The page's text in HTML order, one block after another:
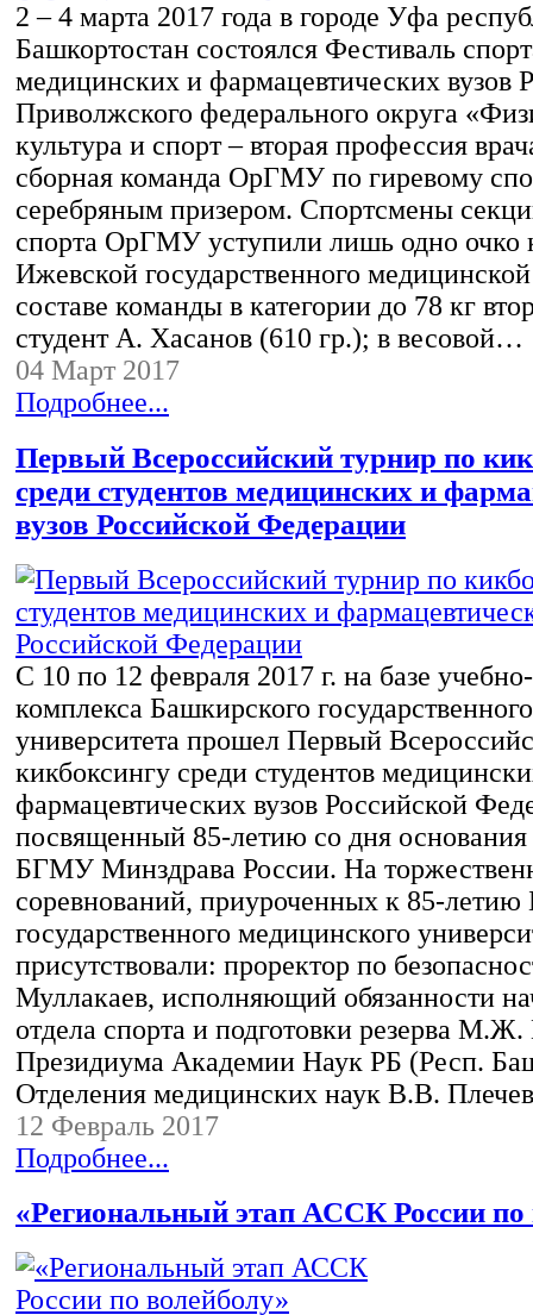
2 – 4 марта 2017 года в городе Уфа
Башкортостан состоялся Фестиваль
медицинских и фармацевтических вузов
Приволжского федерального округа
культура и спорт – вторая профессия
сборная команда ОрГМУ по гиревому
серебряным призером. Спортсмены
спорта ОрГМУ уступили лишь одно очко
Ижевской государственного
составе команды в категории до 78 кг
студент А. Хасанов (610 гр.); в весовой…
04 Март 2017
Подробнее...
Первый Всероссийский турнир по
среди студентов медицинских и
вузов Российской Федерации
С 10 по 12 февраля 2017 г. на базе
комплекса Башкирского
университета прошел Первый
кикбоксингу среди студентов
фармацевтических вузов Российской
посвященный 85-летию со дня
БГМУ Минздрава России. На
соревнований, приуроченных к 85-летию
государственного медицинского
присутствовали: проректор по
Муллакаев, исполняющий обязанности
отдела спорта и подготовки резерва
Президиума Академии Наук РБ (Респ.
Отделения медицинских наук В.В.
12 Февраль 2017
Подробнее...
«Региональный этап АССК России по